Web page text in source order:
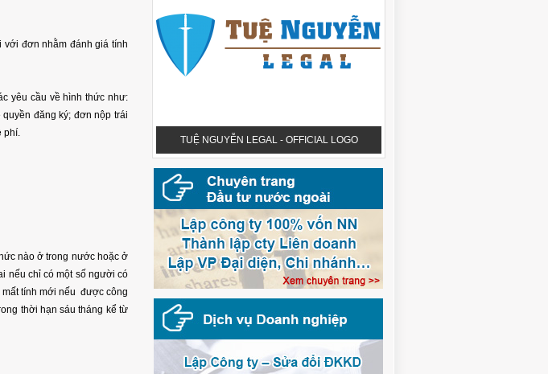
với đơn nhằm đánh giá tính
yêu cầu về hình thức như:
đăng ký; đơn nộp trái
phí.
nào ở trong nước hoặc ở
nếu chỉ có một số người có
tính mới nếu được công
thời hạn sáu tháng kể từ
LEGAL - OFFICIAL LOGO TUỆ NGUYỄN LEGAL - OFFICIAL LOGO
LEGAL - OFFICIAL LOGO